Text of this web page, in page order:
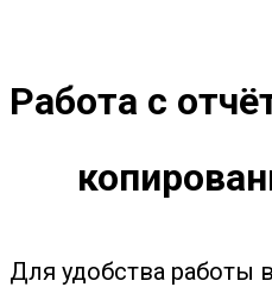
Работа с
Для удобства работы